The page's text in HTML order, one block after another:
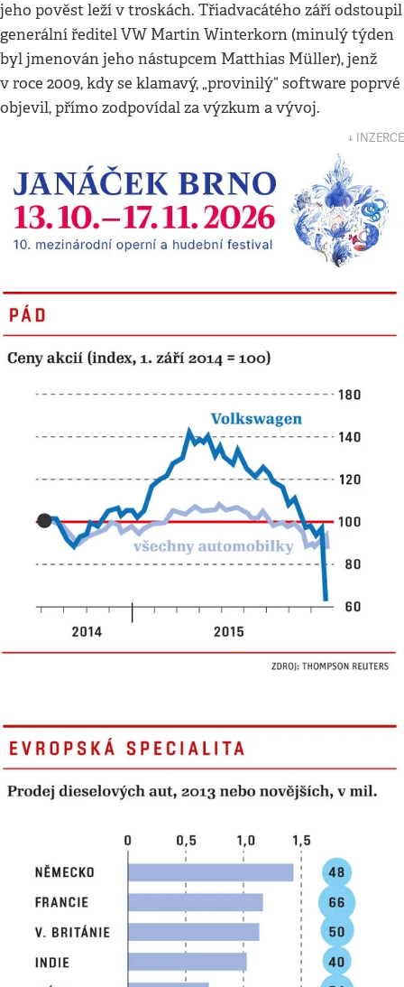
jeho pověst leží v troskách. Třiadvacátého září odstoupil
generální ředitel VW Martin Winterkorn (minulý týden
byl jmenován jeho nástupcem Matthias Müller), jenž
v roce 2009, kdy se klamavý, „provinilý“ software poprvé
objevil, přímo zodpovídal za výzkum a vývoj.
↓ INZERCE